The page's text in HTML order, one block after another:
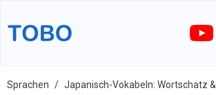
Sprachen
Japanisch-Vokabeln: Wortschatz &